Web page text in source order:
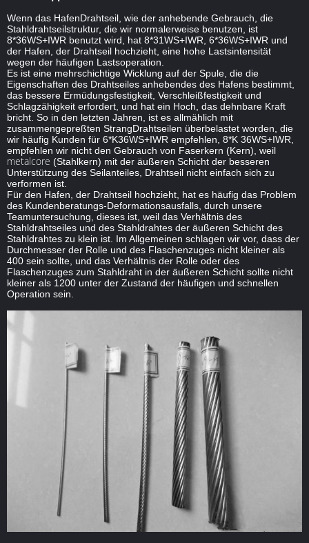
Wenn das HafenDrahtseil, wie der anhebende Gebrauch, die
Stahldrahtseilstruktur, die wir normalerweise benutzen, ist
8*36WS+IWR benutzt wird, hat 8*31WS+IWR, 6*36WS+IWR und
der Hafen, der Drahtseil hochzieht, eine hohe Lastsintensität
wegen der häufigen Lastsoperation.
Es ist eine mehrschichtige Wicklung auf der Spule, die die
Eigenschaften des Drahtseiles anhebendes des Hafens bestimmt,
das bessere Ermüdungsfestigkeit, Verschleißfestigkeit und
Schlagzähigkeit erfordert, und hat ein Hoch, das dehnbare Kraft
bricht. So in den letzten Jahren, ist es allmählich mit
zusammengepreßten StrangDrahtseilen überbelastet worden, die
wir häufig Kunden für 6*K36WS+IWR empfehlen, 8*K 36WS+IWR,
empfehlen wir nicht den Gebrauch von Faserkern (Kern), weil
metalcore (Stahlkern) mit der äußeren Schicht der besseren
Unterstützung des Seilanteiles, Drahtseil nicht einfach sich zu
verformen ist.
Für den Hafen, der Drahtseil hochzieht, hat es häufig das Problem
des Kundenberatungs-Deformationsausfalls, durch unsere
Teamuntersuchung, dieses ist, weil das Verhältnis des
Stahldrahtseiles und des Stahldrahtes der äußeren Schicht des
Stahldrahtes zu klein ist. Im Allgemeinen schlagen wir vor, dass der
Durchmesser der Rolle und des Flaschenzuges nicht kleiner als
400 sein sollte, und das Verhältnis der Rolle oder des
Flaschenzuges zum Stahldraht in der äußeren Schicht sollte nicht
kleiner als 1200 unter der Zustand der häufigen und schnellen
Operation sein.